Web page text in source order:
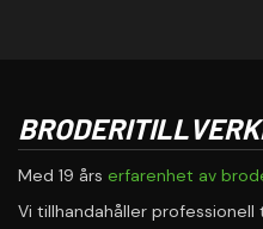
Med 19 års erfarenhet av
Vi tillhandahåller